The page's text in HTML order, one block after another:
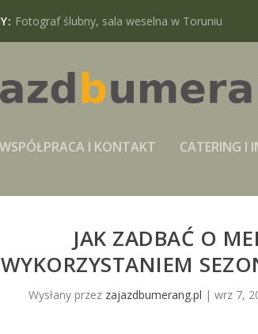
Fotograf ślubny, sala weselna w Toruniu
WSPÓŁPRACA I KONTAKT CATERING I
JAK ZADBAĆ O
WYKORZYSTANIEM
Wysłany przez zajazdbumerang.pl | wrz 7,